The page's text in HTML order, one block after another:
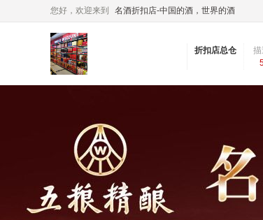
您好，欢迎来到 名酒折扣店-中国的酒，世界的酒
折扣店总仓
描
相